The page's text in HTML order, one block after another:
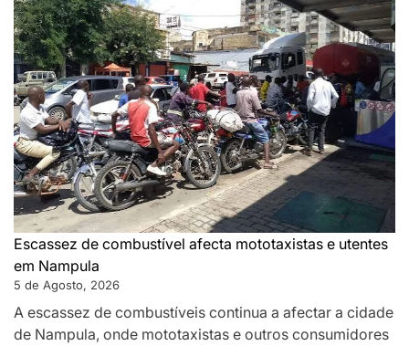
Escassez de combustível afecta mototaxistas e utentes
em Nampula
5 de Agosto, 2026
A escassez de combustíveis continua a afectar a cidade
de Nampula, onde mototaxistas e outros consumidores